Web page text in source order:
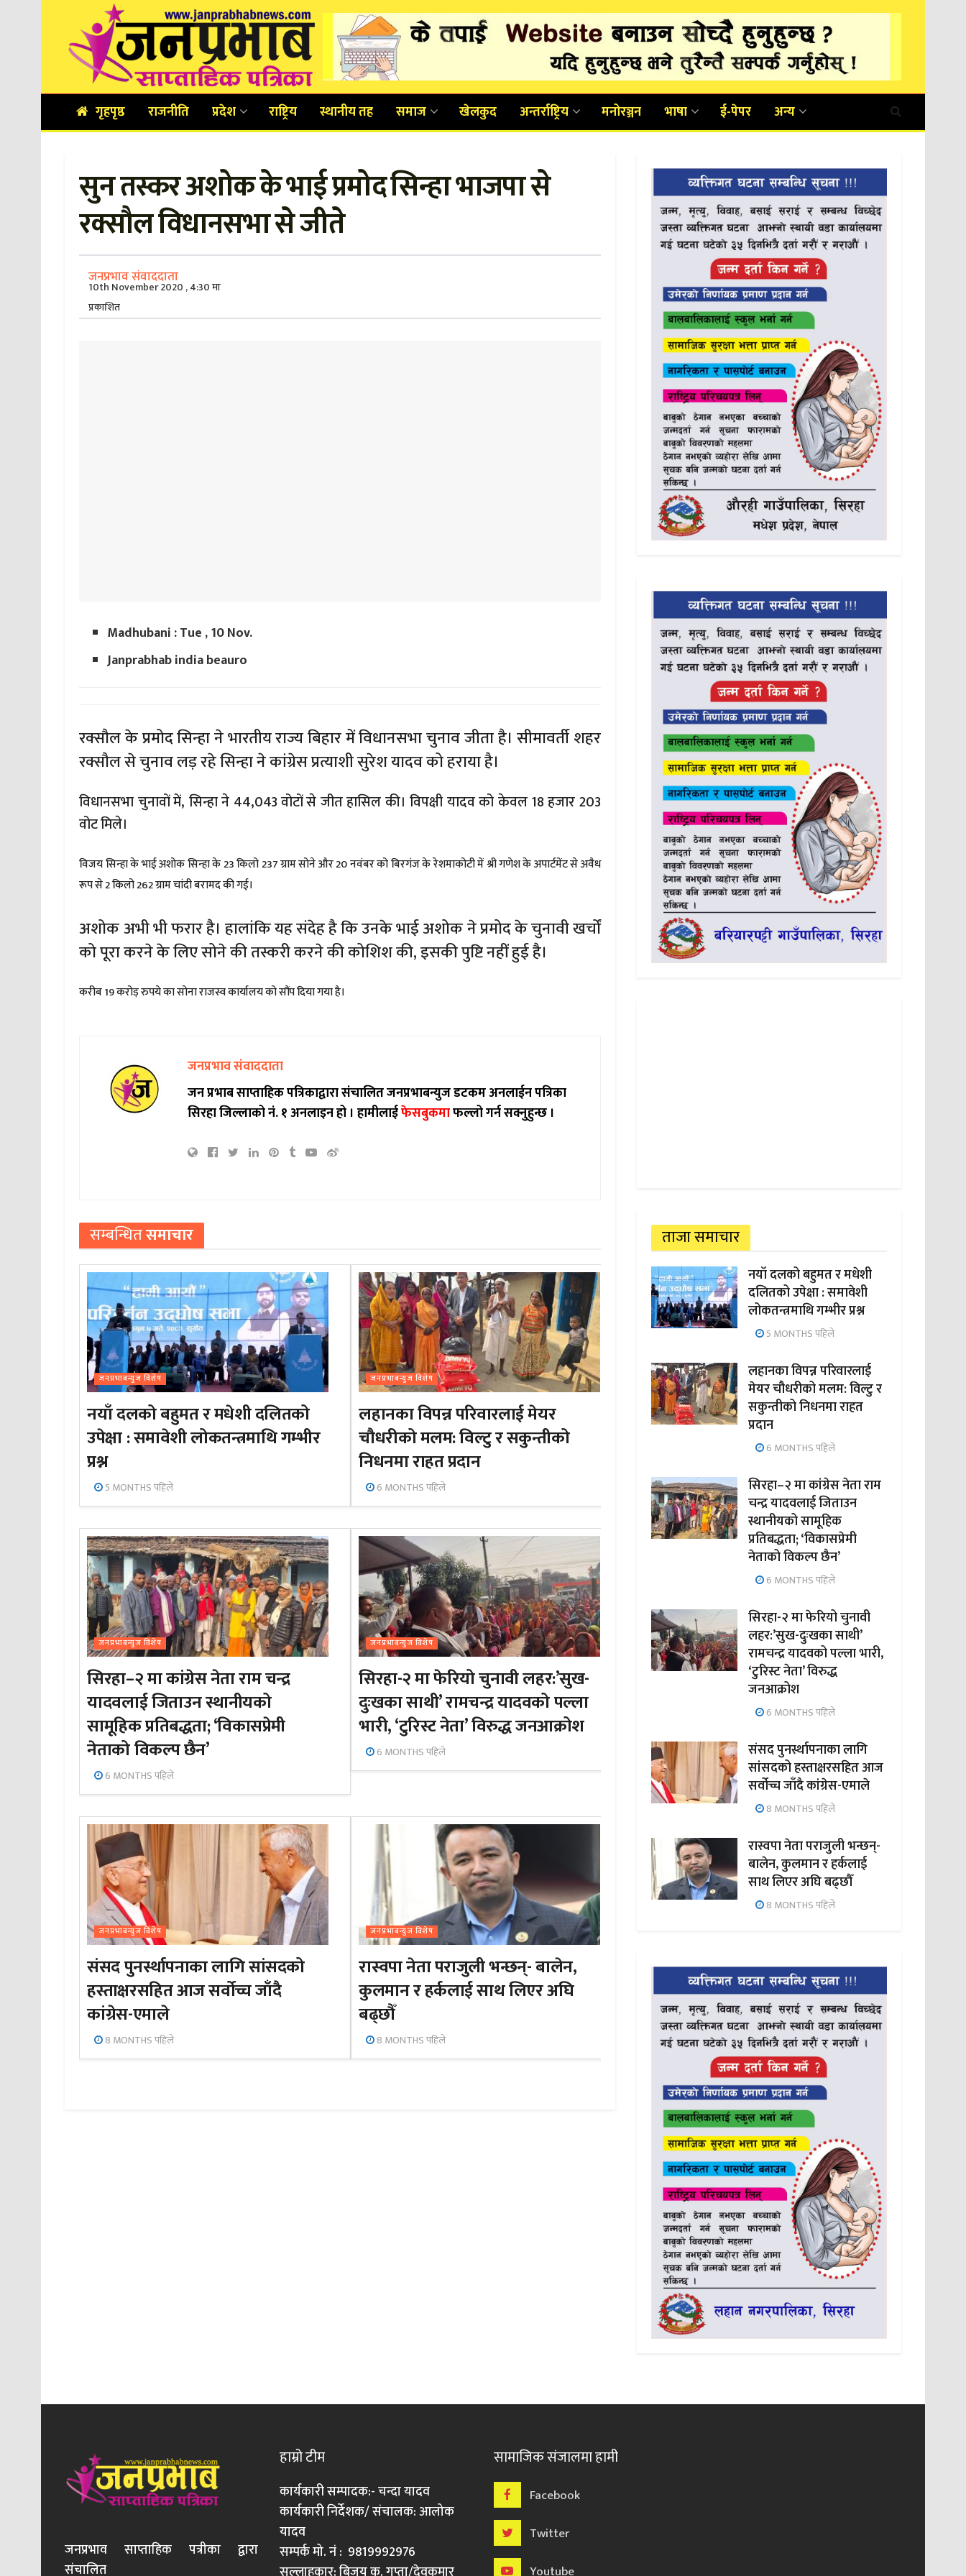
गृहपृष्ठ राजनीति प्रदेश राष्ट्रिय स्थानीय तह समाज खेलकुद अन्तर्राष्ट्रिय मनोरञ्जन भाषा ई-पेपर अन्य
सुन तस्कर अशोक के भाई प्रमोद सिन्हा भाजपा से
रक्सौल विधानसभा से जीते
जनप्रभाव संवाददाता
10th November 2020 , 4:30 मा
प्रकाशित
Madhubani : Tue , 10 Nov.
Janprabhab india beauro
रक्सौल के प्रमोद सिन्हा ने भारतीय राज्य बिहार में विधानसभा चुनाव जीता है। सीमावर्ती शहर
रक्सौल से चुनाव लड़ रहे सिन्हा ने कांग्रेस प्रत्याशी सुरेश यादव को हराया है।
विधानसभा चुनावों में, सिन्हा ने 44,043 वोटों से जीत हासिल की। विपक्षी यादव को केवल 18 हजार 203
वोट मिले।
विजय सिन्हा के भाई अशोक सिन्हा के 23 किलो 237 ग्राम सोने और 20 नवंबर को बिरगंज के रेशमाकोटी में श्री गणेश के अपार्टमेंट से अवैध
रूप से 2 किलो 262 ग्राम चांदी बरामद की गई।
अशोक अभी भी फरार है। हालांकि यह संदेह है कि उनके भाई अशोक ने प्रमोद के चुनावी खर्चों
को पूरा करने के लिए सोने की तस्करी करने की कोशिश की, इसकी पुष्टि नहीं हुई है।
करीब 19 करोड़ रुपये का सोना राजस्व कार्यालय को सौंप दिया गया है।
जनप्रभाव संवाददाता
जन प्रभाब साप्ताहिक पत्रिकाद्वारा संचालित जनप्रभाबन्युज डटकम अनलाईन पत्रिका
सिरहा जिल्लाको नं. १ अनलाइन हो ।हामीलाईफेसबुकमाफल्लो गर्न सक्नुहुन्छ ।
सम्बन्धितसमाचार
जनप्रभाबन्युज विशेष
नयाँ दलको बहुमत र मधेशी दलितको
उपेक्षा : समावेशी लोकतन्त्रमाथि गम्भीर
प्रश्न
5 MONTHS पहिले
जनप्रभाबन्युज विशेष
लहानका विपन्न परिवारलाई मेयर
चौधरीको मलम: विल्टु र सकुन्तीको
निधनमा राहत प्रदान
6 MONTHS पहिले
जनप्रभाबन्युज विशेष
सिरहा–२ मा कांग्रेस नेता राम चन्द्र
यादवलाई जिताउन स्थानीयको
सामूहिक प्रतिबद्धता; ‘विकासप्रेमी
नेताको विकल्प छैन’
6 MONTHS पहिले
जनप्रभाबन्युज विशेष
सिरहा-२ मा फेरियो चुनावी लहर:’सुख-
दुःखका साथी’ रामचन्द्र यादवको पल्ला
भारी, ‘टुरिस्ट नेता’ विरुद्ध जनआक्रोश
6 MONTHS पहिले
जनप्रभाबन्युज विशेष
संसद पुनर्स्थापनाका लागि सांसदको
हस्ताक्षरसहित आज सर्वोच्च जाँदै
कांग्रेस-एमाले
8 MONTHS पहिले
जनप्रभाबन्युज विशेष
रास्वपा नेता पराजुली भन्छन्- बालेन,
कुलमान र हर्कलाई साथ लिएर अघि
बढ्छौँ
8 MONTHS पहिले
ताजा समाचार
नयाँ दलको बहुमत र मधेशी
दलितको उपेक्षा : समावेशी
लोकतन्त्रमाथि गम्भीर प्रश्न
5 MONTHS पहिले
लहानका विपन्न परिवारलाई
मेयर चौधरीको मलम: विल्टु र
सकुन्तीको निधनमा राहत
प्रदान
6 MONTHS पहिले
सिरहा–२ मा कांग्रेस नेता राम
चन्द्र यादवलाई जिताउन
स्थानीयको सामूहिक
प्रतिबद्धता; ‘विकासप्रेमी
नेताको विकल्प छैन’
6 MONTHS पहिले
सिरहा-२ मा फेरियो चुनावी
लहर:’सुख-दुःखका साथी’
रामचन्द्र यादवको पल्ला भारी,
‘टुरिस्ट नेता’ विरुद्ध
जनआक्रोश
6 MONTHS पहिले
संसद पुनर्स्थापनाका लागि
सांसदको हस्ताक्षरसहित आज
सर्वोच्च जाँदै कांग्रेस-एमाले
8 MONTHS पहिले
रास्वपा नेता पराजुली भन्छन्-
बालेन, कुलमान र हर्कलाई
साथ लिएर अघि बढ्छौँ
8 MONTHS पहिले
जनप्रभाव साप्ताहिक पत्रीका द्वारा
संचालित
हाम्रो टीम
कार्यकारी सम्पादक:- चन्दा यादव
कार्यकारी निर्देशक/ संचालक: आलोक
यादव
सम्पर्क मो. नं : 9819992976
सामाजिक संजालमा हामी
Facebook
Twitter
Youtube